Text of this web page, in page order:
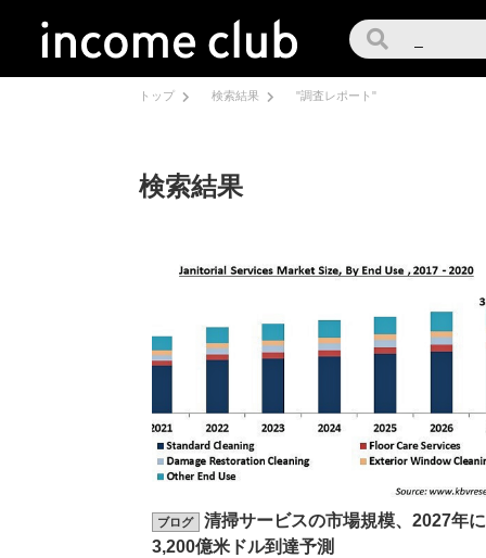
トップ 検索結果 "調査レポート"
検索結果
ブログ
清掃サービスの市場規模、2027年に
3,200億米ドル到達予測